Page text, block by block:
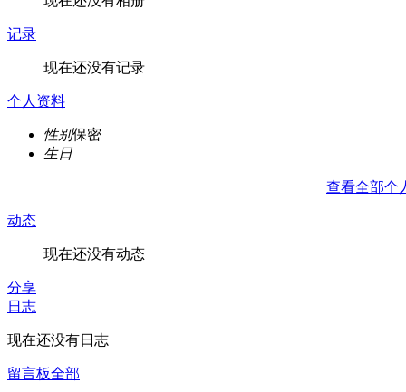
记录
现在还没有记录
个人资料
性别保密
生日
查看全部个
动态
现在还没有动态
分享
日志
现在还没有日志
留言板全部